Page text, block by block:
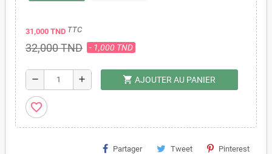
31,000 TND TTC
32,000 TND - 1,000 TND
remove add shopping_cart AJOUTER AU PANIER
favorite_border
Partager Tweet Pinterest